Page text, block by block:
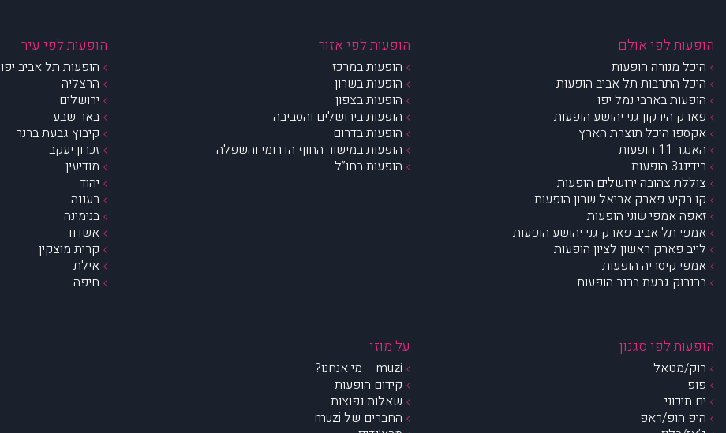
הופעות לפי אולם
היכל מנורה הופעות
היכל התרבות תל אביב הופעות
הופעות בארבי נמל יפו
פארק הירקון גני יהושע הופעות
אקספו היכל תוצרת הארץ
האנגר 11 הופעות
רידינג3 הופעות
צוללת צהובה ירושלים הופעות
קו רקיע פארק אריאל שרון הופעות
זאפה אמפי שוני הופעות
אמפי תל אביב פארק גני יהושע הופעות
לייב פארק ראשון לציון הופעות
אמפי קיסריה הופעות
ברנרוק גבעת ברנר הופעות
הופעות לפי אזור
הופעות במרכז
הופעות בשרון
הופעות בצפון
הופעות בירושלים והסביבה
הופעות בדרום
הופעות במישור החוף הדרומי והשפלה
הופעות בחו”ל
הופעות לפי עיר
הופעות תל אביב יפו
הרצליה
ירושלים
באר שבע
קיבוץ גבעת ברנר
זכרון יעקב
מודיעין
יהוד
רעננה
בנימינה
אשדוד
קרית מוצקין
אילת
חיפה
הופעות לפי סגנון
רוק/מטאל
פופ
ים תיכוני
היפ הופ/ראפ
על מוזי
muzi – מי אנחנו?
קידום הופעות
שאלות נפוצות
החברים של muzi